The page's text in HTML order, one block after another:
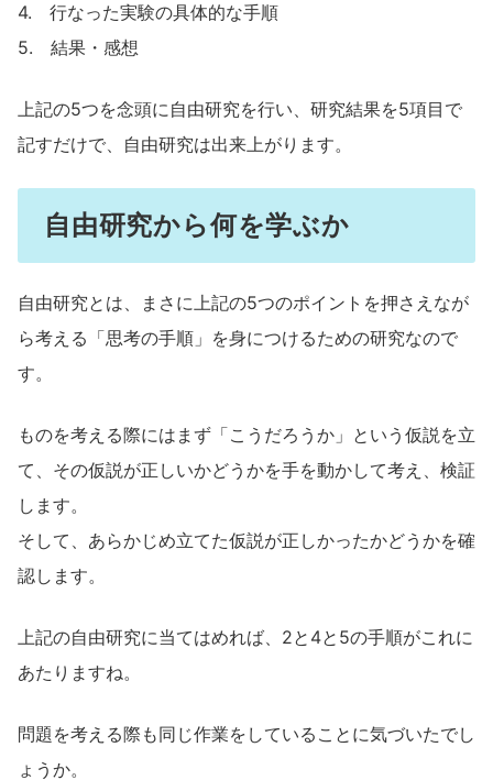
4. 行なった実験の具体的な手順
5. 結果・感想
上記の5つを念頭に自由研究を行い、研究結果を5項目で
記すだけで、自由研究は出来上がります。
自由研究から何を学ぶか
自由研究とは、まさに上記の5つのポイントを押さえなが
ら考える「思考の手順」を身につけるための研究なので
す。
ものを考える際にはまず「こうだろうか」という仮説を立
て、その仮説が正しいかどうかを手を動かして考え、検証
します。
そして、あらかじめ立てた仮説が正しかったかどうかを確
認します。
上記の自由研究に当てはめれば、2と4と5の手順がこれに
あたりますね。
問題を考える際も同じ作業をしていることに気づいたでし
ょうか。